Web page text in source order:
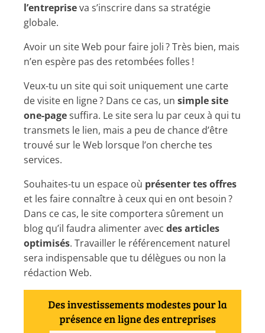
l’entrepriseva s’inscrire dans sa stratégie
globale.
Avoir un site Web pour faire joli ? Très bien, mais
n’en espère pas des retombées folles !
Veux-tu un site qui soit uniquement une carte
de visite en ligne ? Dans ce cas, un simple site
one-pagesuffira. Le site sera lu par ceux à qui tu
transmets le lien, mais a peu de chance d’être
trouvé sur le Web lorsque l’on cherche tes
services.
Souhaites-tu un espace où présenter tes offres
et les faire connaître à ceux qui en ont besoin ?
Dans ce cas, le site comportera sûrement un
blog qu’il faudra alimenter avec des articles
optimisés. Travailler le référencement naturel
sera indispensable que tu délègues ou non la
rédaction Web.